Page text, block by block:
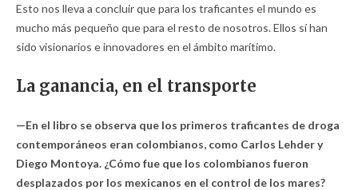
Esto nos lleva a concluir que para los traficantes el mundo es
mucho más pequeño que para el resto de nosotros. Ellos sí han
sido visionarios e innovadores en el ámbito marítimo.
La ganancia, en el transporte
—En el libro se observa que los primeros traficantes de droga
contemporáneos eran colombianos, como Carlos Lehder y
Diego Montoya. ¿Cómo fue que los colombianos fueron
desplazados por los mexicanos en el control de los mares?